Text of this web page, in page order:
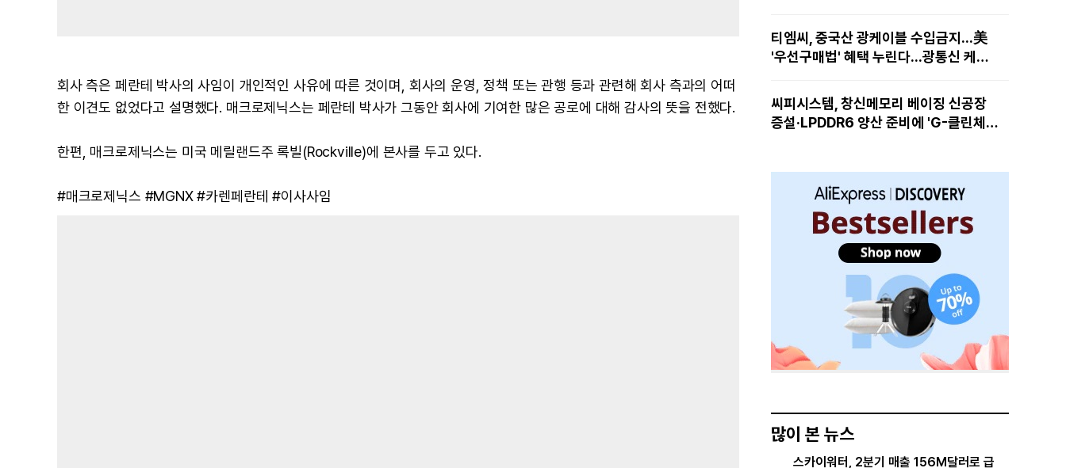
회사 측은 페란테 박사의 사임이 개인적인 사유에 따른 것이며, 회사의 운영, 정책 또는 관행 등과 관련해 회사 측과의 어떠
한 이견도 없었다고 설명했다. 매크로제닉스는 페란테 박사가 그동안 회사에 기여한 많은 공로에 대해 감사의 뜻을 전했다.
한편, 매크로제닉스는 미국 메릴랜드주 록빌(Rockville)에 본사를 두고 있다.
#매크로제닉스 #MGNX #카렌페란테 #이사사임
티엠씨, 중국산 광케이블 수입금지...美
'우선구매법' 혜택 누린다...광통신 케이
씨피시스템, 창신메모리 베이징 신공장
증설·LPDDR6 양산 준비에 'G-클린체
많이 본 뉴스
스카이워터, 2분기 매출 156M달러로 급